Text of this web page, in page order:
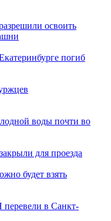
освоить
погиб
воды почти во
для проезда
будет взять
в Санкт-